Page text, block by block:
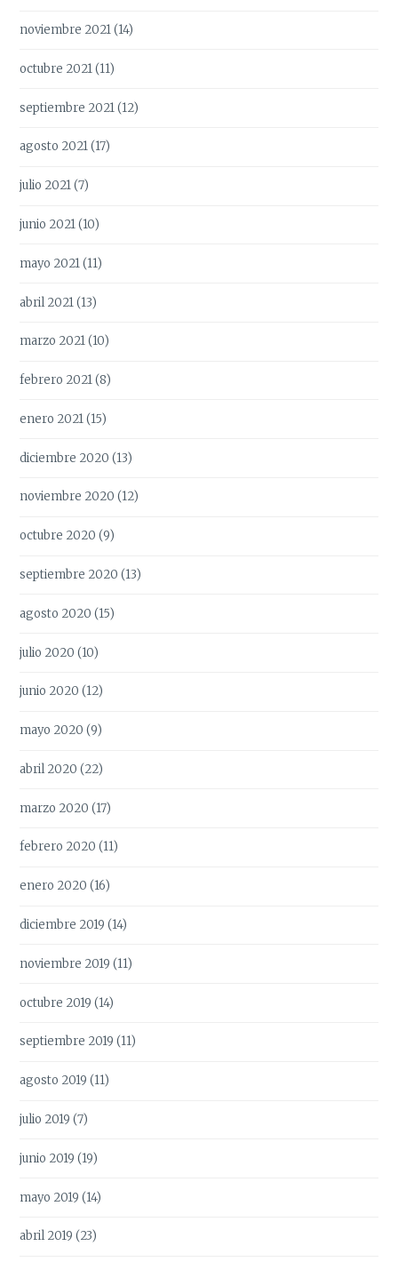
noviembre 2021(14)
octubre 2021(11)
septiembre 2021(12)
agosto 2021(17)
julio 2021(7)
junio 2021(10)
mayo 2021(11)
abril 2021(13)
marzo 2021(10)
febrero 2021(8)
enero 2021(15)
diciembre 2020 (13)
noviembre 2020 (12)
octubre 2020 (9)
septiembre 2020 (13)
agosto 2020 (15)
julio 2020 (10)
junio 2020 (12)
mayo 2020 (9)
abril 2020 (22)
marzo 2020 (17)
febrero 2020 (11)
enero 2020 (16)
diciembre 2019 (14)
noviembre 2019 (11)
octubre 2019 (14)
septiembre 2019 (11)
agosto 2019 (11)
julio 2019 (7)
junio 2019 (19)
mayo 2019 (14)
abril 2019 (23)